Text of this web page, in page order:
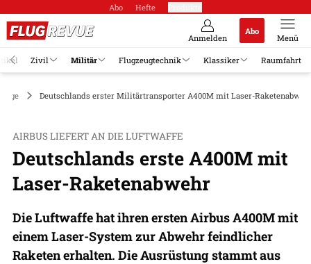
Abo Hefte
Anmelden
Abo
Menü
Zivil Militär Flugzeugtechnik Klassiker Raumfahrt
Deutschlands erster Militärtransporter A400M mit Laser-
AIRBUS LIEFERT AN DIE LUFTWAFFE
Deutschlands erste A400M mit
Laser-Raketenabwehr
Die Luftwaffe hat ihren ersten Airbus A400M mit
einem Laser-System zur Abwehr feindlicher
Raketen erhalten. Die Ausrüstung stammt aus